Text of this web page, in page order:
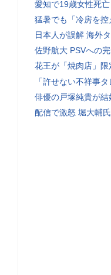
愛知で19歳女性死
猛暑でも「冷房を控
日本人が誤解 海外
佐野航大 PSVへの
花王が「焼肉店」限
「許せない不祥事
俳優の戸塚純貴が結
配信で激怒 堀大輔